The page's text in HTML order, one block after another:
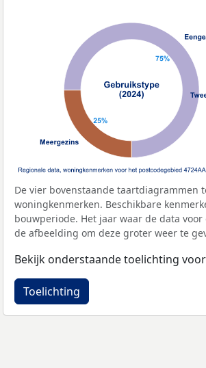
De vier bovenstaande
woningkenmerken. Beschikbare
bouwperiode. Het jaar waar de data
de afbeelding om deze groter weer te
Bekijk onderstaande toelichting
Toelichting